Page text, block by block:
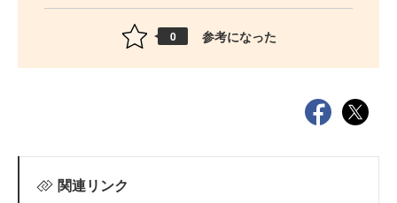
0 参考になった
関連リンク